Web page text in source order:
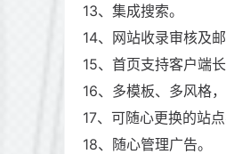
13、集成搜索。
14、网站收录审核及邮
15、首页支持客户端
16、多模板、多风格
17、可随心更换的站
18、随心管理广告。